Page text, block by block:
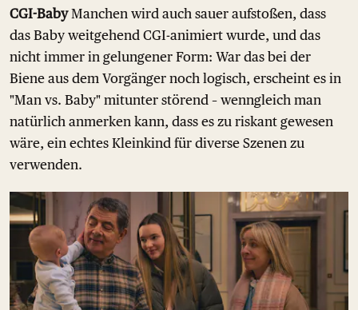
CGI-BabyManchen wird auch sauer aufstoßen, dass
das Baby weitgehend CGI-animiert wurde, und das
nicht immer in gelungener Form: War das bei der
Biene aus dem Vorgänger noch logisch, erscheint es in
"Man vs. Baby" mitunter störend – wenngleich man
natürlich anmerken kann, dass es zu riskant gewesen
wäre, ein echtes Kleinkind für diverse Szenen zu
verwenden.